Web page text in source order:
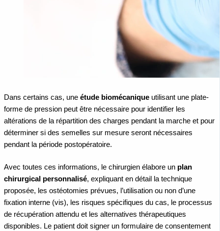
Dans certains cas, une étude biomécanique utilisant une plate-
forme de pression peut être nécessaire pour identifier les
altérations de la répartition des charges pendant la marche et pour
déterminer si des semelles sur mesure seront nécessaires
pendant la période postopératoire.
Avec toutes ces informations, le chirurgien élabore un plan
chirurgical personnalisé, expliquant en détail la technique
proposée, les ostéotomies prévues, l’utilisation ou non d’une
fixation interne (vis), les risques spécifiques du cas, le processus
de récupération attendu et les alternatives thérapeutiques
disponibles. Le patient doit signer un formulaire de consentement